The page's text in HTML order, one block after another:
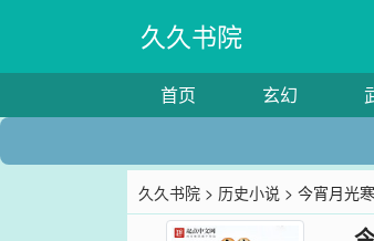
久久书院
首页 玄幻
久久书院 > 历史小说 > 今宵月光寒